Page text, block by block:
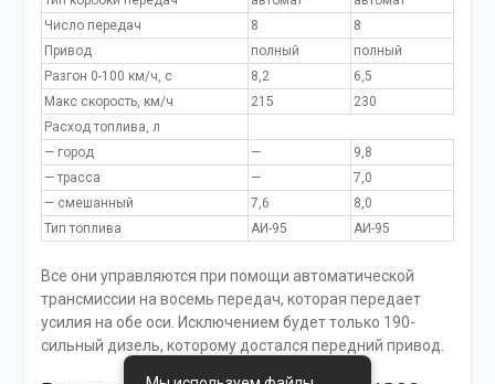
Число передач
8
8
Привод
полный
полный
Разгон 0-100 км/ч, с
8,2
6,5
Макс скорость, км/ч
215
230
Расход топлива, л
— город
—
9,8
— трасса
—
7,0
— смешанный
7,6
8,0
Тип топлива
АИ-95 АИ-95
Все они управляются при помощи автоматической
трансмиссии на восемь передач, которая передает
усилия на обе оси. Исключением будет только 190-
сильный дизель, которому достался передний привод.